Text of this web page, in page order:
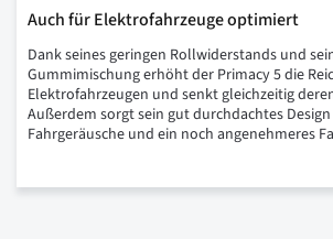
Auch für Elektrofahrzeuge optimiert
Dank seines geringen Rollwiderstands und
Gummimischung erhöht der Primacy 5 die
Elektrofahrzeugen und senkt gleichzeitig
Außerdem sorgt sein gut durchdachtes
Fahrgeräusche und ein noch angenehmeres